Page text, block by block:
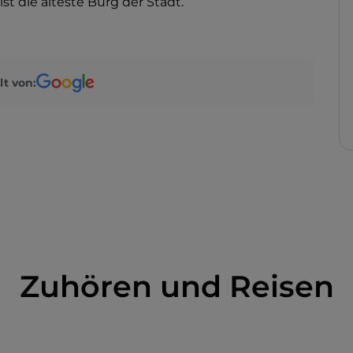
von:
Zuhören und Reisen